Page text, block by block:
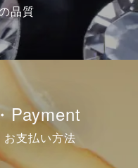
品質
Payment
支払い方法